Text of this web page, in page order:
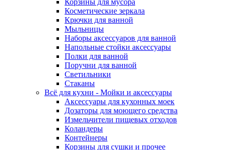
Корзины для мусора
Косметические зеркала
Крючки для ванной
Мыльницы
Наборы аксессуаров для ванной
Напольные стойки аксессуары
Полки для ванной
Поручни для ванной
Светильники
Стаканы
Всё для кухни - Мойки и аксессуары
Аксессуары для кухонных моек
Дозаторы для моющего средства
Измельчители пищевых отходов
Коландеры
Контейнеры
Корзины для сушки и прочее